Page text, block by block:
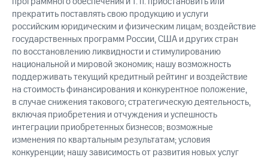
прекратить поставлять свою продукцию и услуги
российским юридическим и физическим лицам; воздействие
государственных программ России, США и других стран
по восстановлению ликвидности и стимулированию
национальной и мировой экономик; нашу возможность
поддерживать текущий кредитный рейтинг и воздействие
на стоимость финансирования и конкурентное положение,
в случае снижения такового; стратегическую деятельность,
включая приобретения и отчуждения и успешность
интеграции приобретенных бизнесов; возможные
изменения по квартальным результатам; условия
конкуренции; нашу зависимость от развития новых услуг